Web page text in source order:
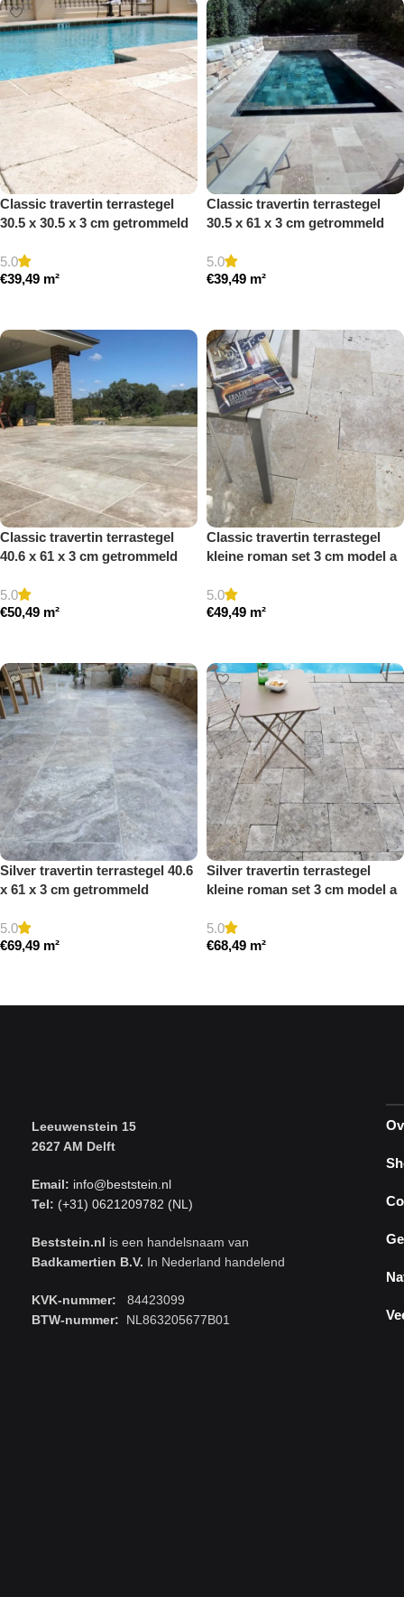
Classic travertin terrastegel
30.5 x 30.5 x 3 cm getrommeld
5.0
€39,49 m²
Classic travertin terrastegel
30.5 x 61 x 3 cm getrommeld
5.0
€39,49 m²
Classic travertin terrastegel
40.6 x 61 x 3 cm getrommeld
5.0
€50,49 m²
Classic travertin terrastegel
kleine roman set 3 cm model a
5.0
€49,49 m²
Silver travertin terrastegel 40.6
x 61 x 3 cm getrommeld
5.0
€69,49 m²
Silver travertin terrastegel
kleine roman set 3 cm model a
5.0
€68,49 m²
Leeuwenstein 15
2627 AM Delft
Email: info@beststein.nl
Tel: (+31) 0621209782 (NL)
Beststein.nl is een handelsnaam van
Badkamertien B.V. In Nederland handelend
KVK-nummer: 84423099
BTW-nummer: NL863205677B01